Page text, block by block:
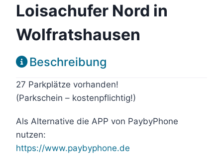
Loisachufer Nord in
Wolfratshausen
Beschreibung
27 Parkplätze vorhanden!
(Parkschein – kostenpflichtig!)
Als Alternative die APP von PaybyPhone
nutzen:
https://www.paybyphone.de